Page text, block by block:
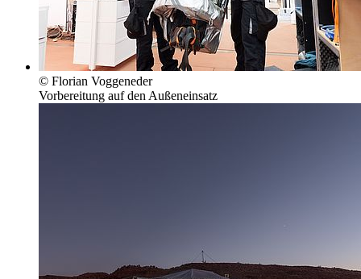
© Florian Voggeneder
Vorbereitung auf den Außeneinsatz